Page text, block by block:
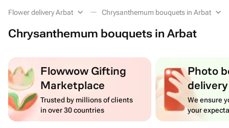
Flower delivery Arbat Chrysanthemum bouquets in Arbat
Chrysanthemum bouquets in Arbat
Flowwow Gifting
Marketplace
Trusted by millions of clients
in over 30 countries
Photo
delivery
We ensure
your